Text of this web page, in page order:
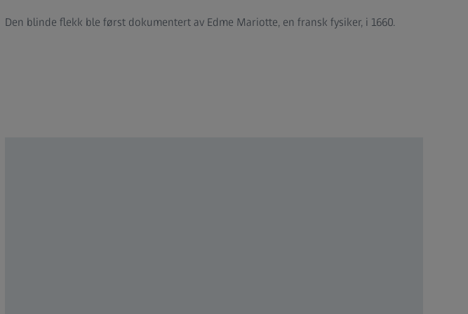
Den blinde flekk ble først dokumentert av Edme Mariotte, en fransk fysiker, i 1660.